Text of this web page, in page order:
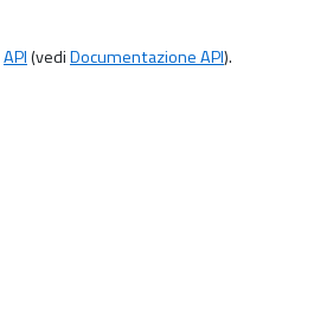
API(vediDocumentazione API).